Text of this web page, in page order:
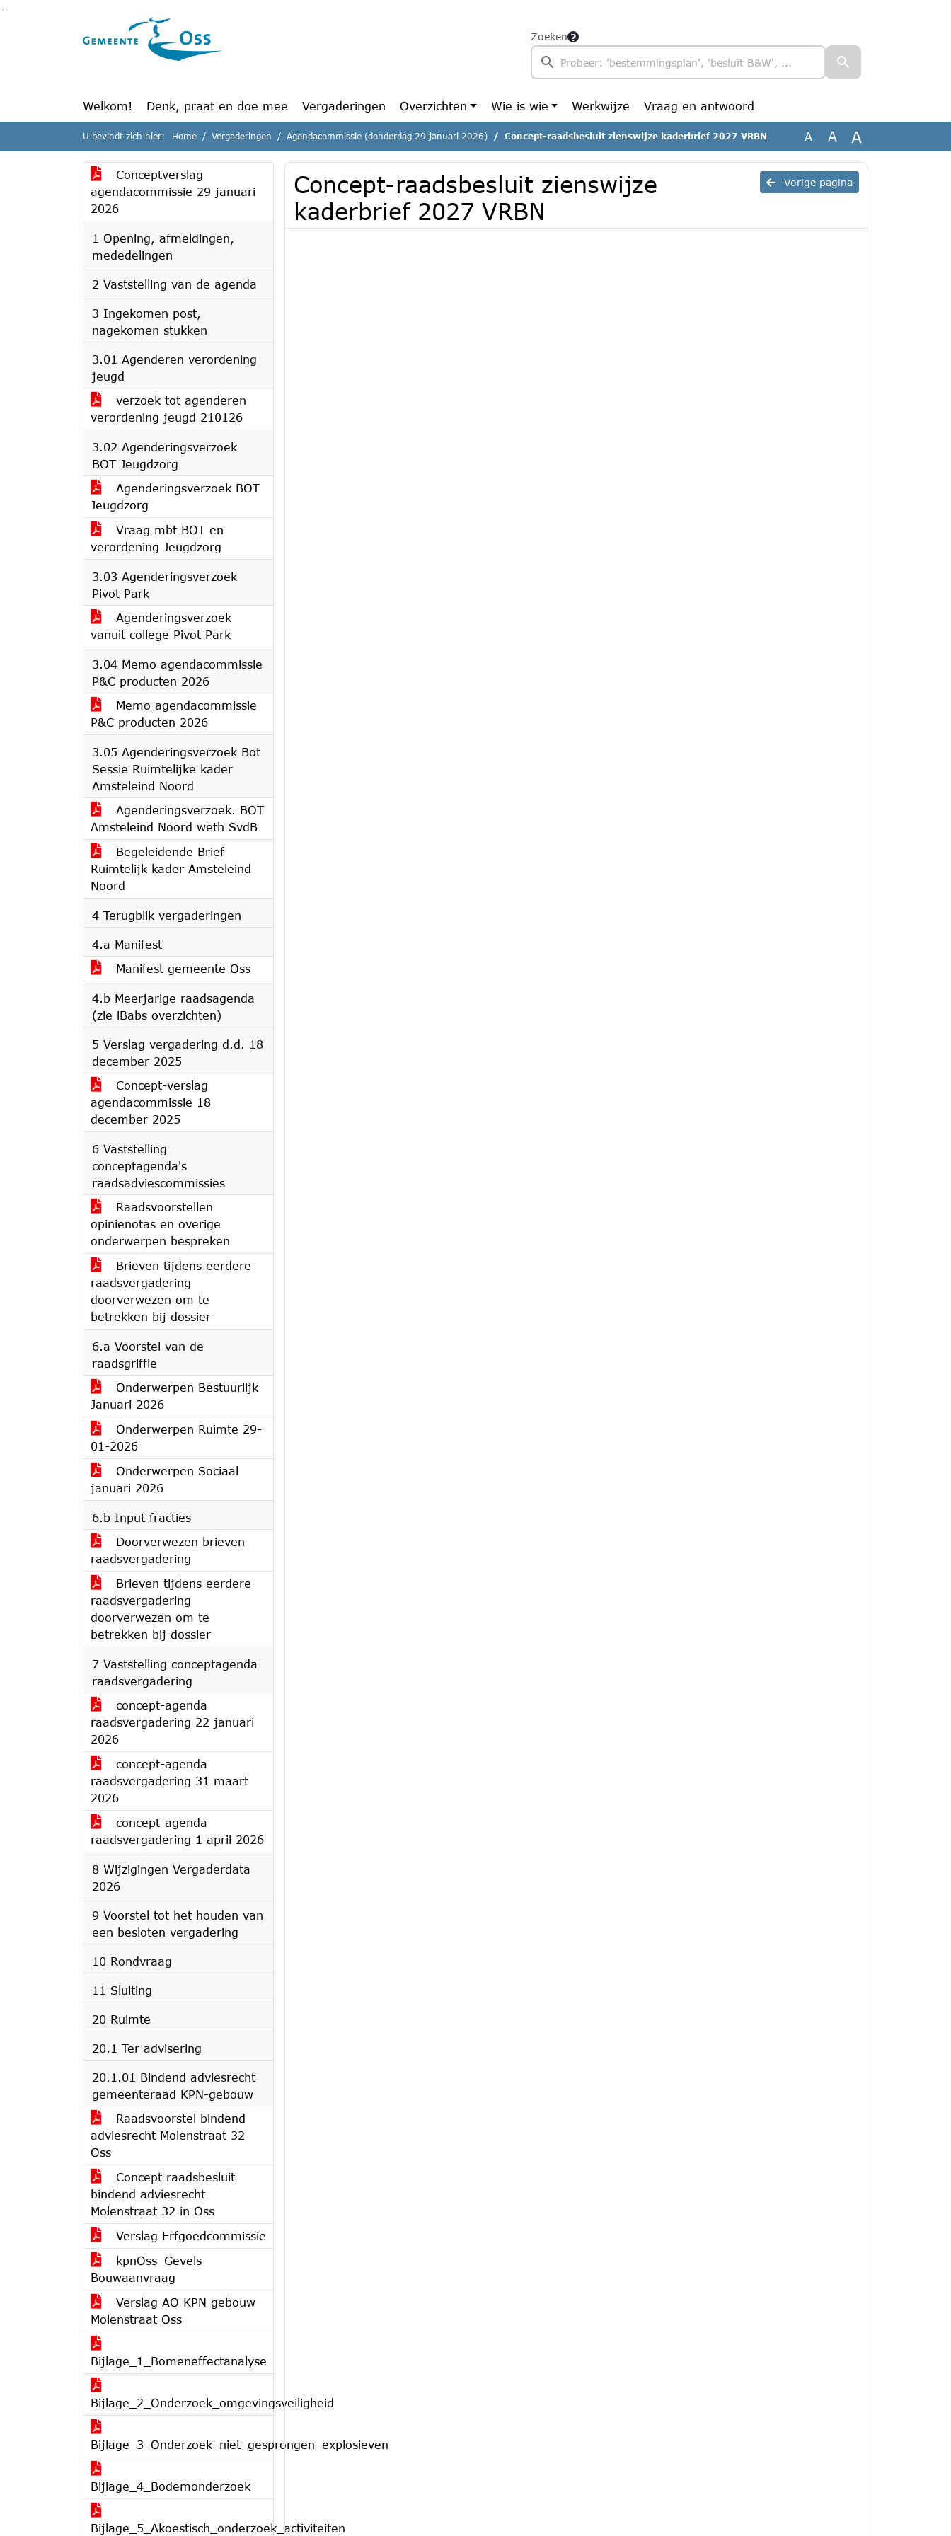
Ga naar de inhoud van deze pagina
Zoeken
Welkom! Denk, praat en doe mee Vergaderingen Overzichten Wie is wie Werkwijze Vraag en antwoord
U bevindt zich hier: Home Vergaderingen Agendacommissie (donderdag 29 januari 2026) Concept-raadsbesluit zienswijze kaderbrief 2027 VRBN A A A
Conceptverslag
agendacommissie 29 januari
2026
1 Opening, afmeldingen,
mededelingen
2 Vaststelling van de agenda
3 Ingekomen post,
nagekomen stukken
3.01 Agenderen verordening
jeugd
verzoek tot agenderen
verordening jeugd 210126
3.02 Agenderingsverzoek
BOT Jeugdzorg
Agenderingsverzoek BOT
Jeugdzorg
Vraag mbt BOT en
verordening Jeugdzorg
3.03 Agenderingsverzoek
Pivot Park
Agenderingsverzoek
vanuit college Pivot Park
3.04 Memo agendacommissie
P&C producten 2026
Memo agendacommissie
P&C producten 2026
3.05 Agenderingsverzoek Bot
Sessie Ruimtelijke kader
Amsteleind Noord
Agenderingsverzoek. BOT
Amsteleind Noord weth SvdB
Begeleidende Brief
Ruimtelijk kader Amsteleind
Noord
4 Terugblik vergaderingen
4.a Manifest
Manifest gemeente Oss
4.b Meerjarige raadsagenda
(zie iBabs overzichten)
5 Verslag vergadering d.d. 18
december 2025
Concept-verslag
agendacommissie 18
december 2025
6 Vaststelling
conceptagenda's
raadsadviescommissies
Raadsvoorstellen
opinienotas en overige
onderwerpen bespreken
Brieven tijdens eerdere
raadsvergadering
doorverwezen om te
betrekken bij dossier
6.a Voorstel van de
raadsgriffie
Onderwerpen Bestuurlijk
Januari 2026
Onderwerpen Ruimte 29-
01-2026
Onderwerpen Sociaal
januari 2026
6.b Input fracties
Doorverwezen brieven
raadsvergadering
Brieven tijdens eerdere
raadsvergadering
doorverwezen om te
betrekken bij dossier
7 Vaststelling conceptagenda
raadsvergadering
concept-agenda
raadsvergadering 22 januari
2026
concept-agenda
raadsvergadering 31 maart
2026
concept-agenda
raadsvergadering 1 april 2026
8 Wijzigingen Vergaderdata
2026
9 Voorstel tot het houden van
een besloten vergadering
10 Rondvraag
11 Sluiting
20 Ruimte
20.1 Ter advisering
20.1.01 Bindend adviesrecht
gemeenteraad KPN-gebouw
Raadsvoorstel bindend
adviesrecht Molenstraat 32
Oss
Concept raadsbesluit
bindend adviesrecht
Molenstraat 32 in Oss
Verslag Erfgoedcommissie
kpnOss_Gevels
Bouwaanvraag
Verslag AO KPN gebouw
Molenstraat Oss
Bijlage_1_Bomeneffectanalyse
Bijlage_2_Onderzoek_omgevingsveiligheid
Bijlage_3_Onderzoek_niet_gesprongen_explosieven
Bijlage_4_Bodemonderzoek
Bijlage_5_Akoestisch_onderzoek_activiteiten
Vorige pagina
Concept-raadsbesluit zienswijze
kaderbrief 2027 VRBN